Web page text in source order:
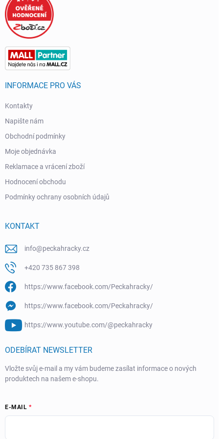
INFORMACE PRO VÁS
Kontakty
Napište nám
Obchodní podmínky
Moje objednávka
Reklamace a vrácení zboží
Hodnocení obchodu
Podmínky ochrany osobních údajů
KONTAKT
info@peckahracky.cz
+420 735 867 398
https://www.facebook.com/Peckahracky/
https://www.facebook.com/Peckahracky/
https://www.youtube.com/@peckahracky
ODEBÍRAT NEWSLETTER
Vložte svůj e-mail a my vám budeme zasílat informace o nových
produktech na našem e-shopu.
E-MAIL